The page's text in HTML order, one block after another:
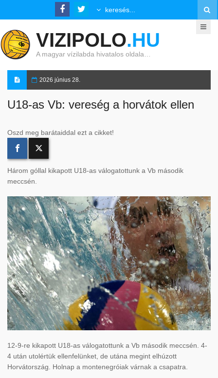
VIZIPOLO.HU
A magyar vízilabda hivatalos oldala…
2026 június 28.
U18-as Vb: vereség a horvátok ellen
Oszd meg barátaiddal ezt a cikket!
Három góllal kikapott U18-as válogatottunk a Vb második
meccsén.
12-9-re kikapott U18-as válogatottunk a Vb második meccsén. 4-
4 után utolértük ellenfelünket, de utána megint elhúzott
Horvátország. Holnap a montenegróiak várnak a csapatra.